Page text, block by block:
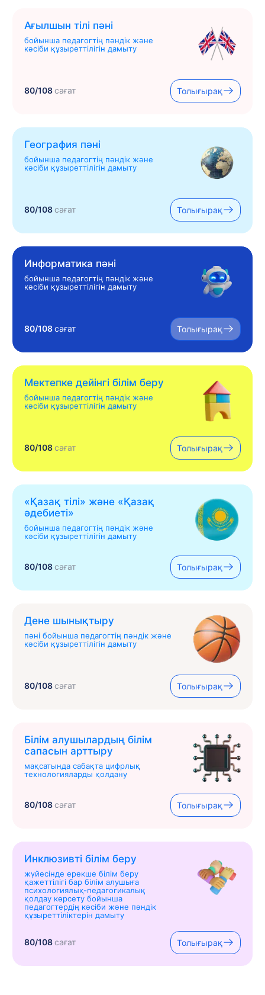
Ағылшын тілі пәні
бойынша педагогтің пәндік және
кәсіби құзыреттілігін дамыту
80/108сағат Толығырақ
География пәні
бойынша педагогтің пәндік және
кәсіби құзыреттілігін дамыту
80/108сағат Толығырақ
Информатика пәні
бойынша педагогтің пәндік және
кәсіби құзыреттілігін дамыту
80/108сағат Толығырақ
Мектепке дейінгі білім беру
бойынша педагогтің пәндік және
кәсіби құзыреттілігін дамыту
80/108сағат Толығырақ
«Қазақ тілі» жəне «Қазақ
əдебиеті»
бойынша педагогтің пәндік және
кәсіби құзыреттілігін дамыту
80/108сағат Толығырақ
Дене шынықтыру
пәні бойынша педагогтің пәндік және
кәсіби құзыреттілігін дамыту
80/108сағат Толығырақ
Білім алушылардың білім
сапасын арттыру
мақсатында сабақта цифрлық
технологияларды қолдану
80/108сағат Толығырақ
Инклюзивті білім беру
жүйесінде ерекше білім беру
қажеттілігі бар білім алушыға
психологиялық-педагогикалық
қолдау көрсету бойынша
педагогтердің кәсіби және пәндік
құзыреттіліктерін дамыту
80/108сағат Толығырақ